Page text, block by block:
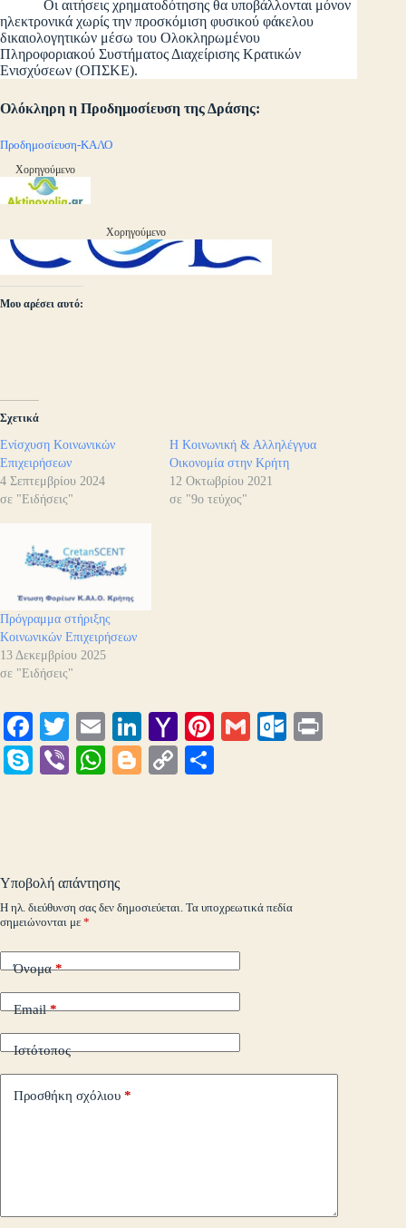
Οι αιτήσεις χρηματοδότησης θα υποβάλλονται μόνον
ηλεκτρονικά χωρίς την προσκόμιση φυσικού φάκελου
δικαιολογητικών μέσω του Ολοκληρωμένου
Πληροφοριακού Συστήματος Διαχείρισης Κρατικών
Ενισχύσεων (ΟΠΣΚΕ).
Ολόκληρη η Προδημοσίευση της Δράσης:
Προδημοσίευση-ΚΑΛΟ
Χορηγούμενο
Χορηγούμενο
Μου αρέσει αυτό:
Σχετικά
Ενίσχυση Κοινωνικών
Επιχειρήσεων
4 Σεπτεμβρίου 2024
σε "Ειδήσεις"
Η Κοινωνική & Αλληλέγγυα
Οικονομία στην Κρήτη
12 Οκτωβρίου 2021
σε "9ο τεύχος"
Πρόγραμμα στήριξης
Κοινωνικών Επιχειρήσεων
13 Δεκεμβρίου 2025
σε "Ειδήσεις"
Fa
ce
bo
T
wi
tte
E
m
ail
Li
nk
ed
Y
ah
oo
Pi G
O
m
S
Vi W
pp
Bl C
εί
Υποβολή απάντησης
Η ηλ. διεύθυνση σας δεν δημοσιεύεται. Τα υποχρεωτικά πεδία
σημειώνονται με *
Όνομα*
Email*
Ιστότοπος
Προσθήκη σχόλιου *